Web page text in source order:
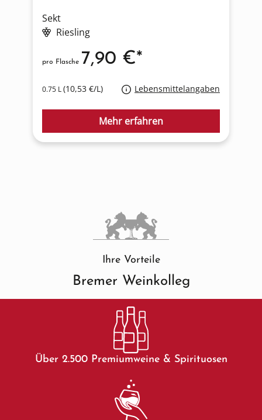
Sekt
Riesling
0.75 L(10,53 €/L) Lebensmittelangaben
pro Flasche 7,90 €*
Mehr erfahren
Ihre Vorteile
Bremer Weinkolleg
Über 2.500 Premiumweine & Spirituosen